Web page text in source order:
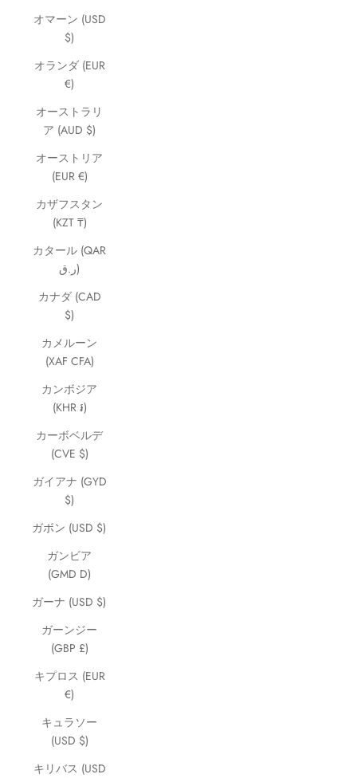
オマーン (USD
$)
オランダ (EUR
€)
オーストラリ
ア (AUD $)
オーストリア
(EUR €)
カザフスタン
(KZT ₸)
カタール (QAR
ر.ق)
カナダ (CAD
$)
カメルーン
(XAF CFA)
カンボジア
(KHR ៛)
カーボベルデ
(CVE $)
ガイアナ (GYD
$)
ガボン (USD $)
ガンビア
(GMD D)
ガーナ (USD $)
ガーンジー
(GBP £)
キプロス (EUR
€)
キュラソー
(USD $)
キリバス (USD